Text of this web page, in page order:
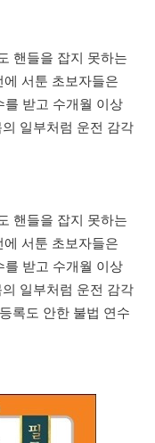
핸들을 잡지 못하는
에 서툰 초보자들은
를 받고 수개월 이상
일부처럼 운전 감각
핸들을 잡지 못하는
에 서툰 초보자들은
를 받고 수개월 이상
일부처럼 운전 감각
록도 안한 불법 연수